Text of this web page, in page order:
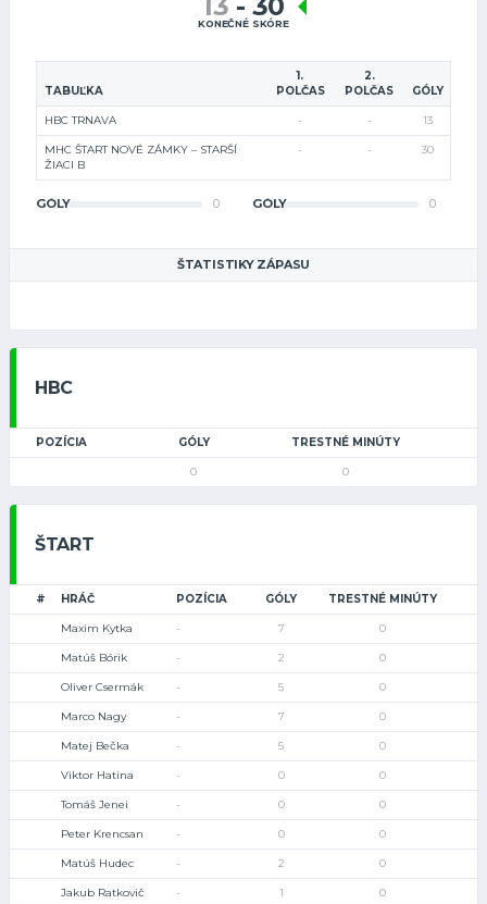
KONEČNÉ SKÓRE
TABUĽKA
1.
POLČAS
2.
POLČAS
GÓLY
HBC TRNAVA - - 13
MHC ŠTART NOVÉ ZÁMKY – STARŠÍ
ŽIACI B
- - 30
GÓLY 0 GÓLY 0
ŠTATISTIKY ZÁPASU
HBC
POZÍCIA GÓLY TRESTNÉ MINÚTY
0 0
ŠTART
# HRÁČ POZÍCIA GÓLY TRESTNÉ MINÚTY
Maxim Kytka - 7 0
Matúš Bórik - 2 0
Oliver Csermák - 5 0
Marco Nagy - 7 0
Matej Bečka - 5 0
Viktor Hatina - 0 0
Tomáš Jenei - 0 0
Peter Krencsan - 0 0
Matúš Hudec - 2 0
Jakub Ratkovič - 1 0